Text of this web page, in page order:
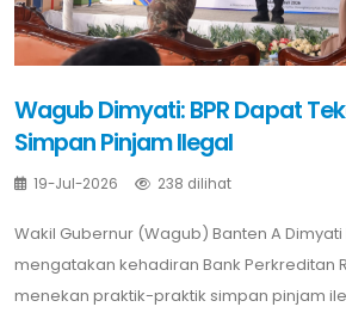
Wagub Dimyati: BPR Dapat
Simpan Pinjam Ilegal
19-Jul-2026 238 dilihat
Wakil Gubernur (Wagub) Banten A
mengatakan kehadiran Bank Perkreditan
menekan praktik-praktik simpan pinjam